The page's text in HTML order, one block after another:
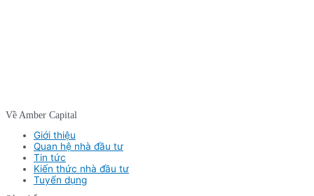
Về Amber Capital
Giới thiệu
Quan hệ nhà đầu tư
Tin tức
Kiến thức nhà đầu tư
Tuyển dụng